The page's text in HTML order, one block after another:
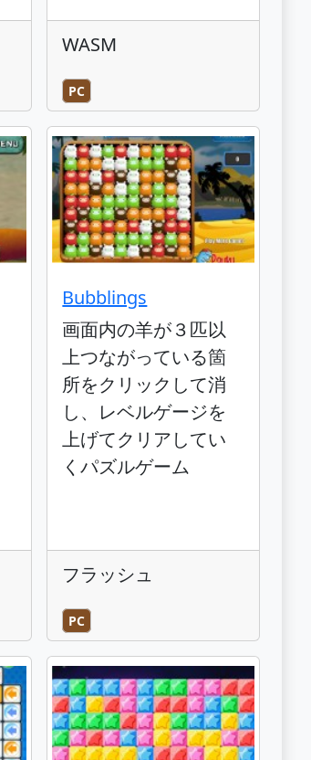
WASM
PC
Bubblings
画面内の羊が３匹以
上つながっている箇
所をクリックして消
し、レベルゲージを
上げてクリアしてい
くパズルゲーム
フラッシュ
PC